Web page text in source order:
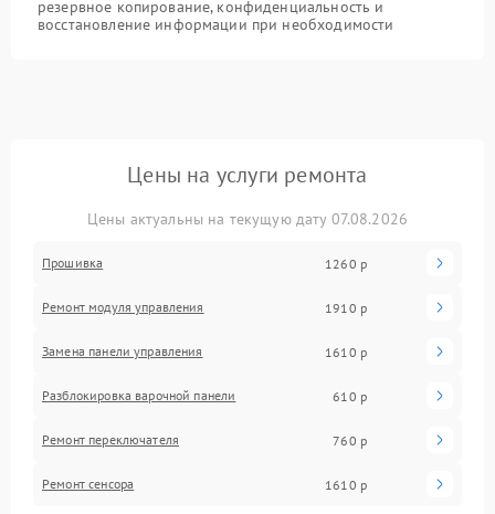
резервное копирование, конфиденциальность и
восстановление информации при необходимости
Цены на услуги ремонта
Цены актуальны на текущую дату 07.08.2026
Прошивка 1260 р
Ремонт модуля управления 1910 р
Замена панели управления 1610 р
Разблокировка варочной панели 610 р
Ремонт переключателя 760 р
Ремонт сенсора 1610 р